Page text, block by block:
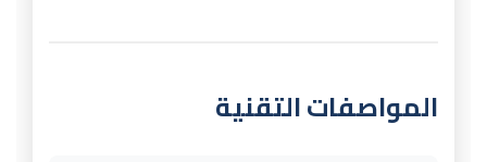
المواصفات التقنية